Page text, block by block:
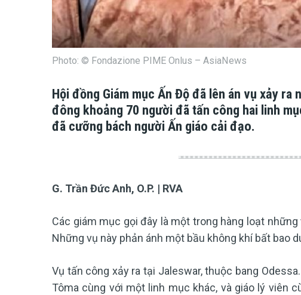
Photo: © Fondazione PIME Onlus – AsiaNews
Hội đồng Giám mục Ấn Độ đã lên án vụ xảy ra
đông khoảng 70 người đã tấn công hai linh
đã cưỡng bách người Ấn giáo cải đạo.
G. Trần Đức Anh, O.P. | RVA
Các giám mục gọi đây là một trong hàng loạt
Những vụ này phản ánh một bầu không khí bất bao
Vụ tấn công xảy ra tại Jaleswar, thuộc bang
Tôma cùng với một linh mục khác, và giáo lý viên